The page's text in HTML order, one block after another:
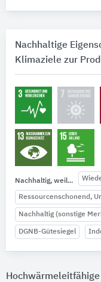
Nachhaltige
Klimaziele zur
Nachhaltig, weil...
Ressourcenschonend,
Nachhaltig (sonstige
DGNB-Gütesiegel